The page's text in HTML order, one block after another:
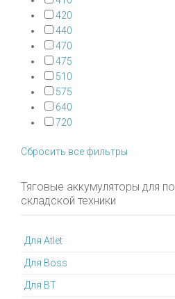
420
440
470
475
510
575
640
720
Сбросить все фильтры
Тяговые аккумуляторы для
складской техники
Для Atlet
Для Boss
Для BT